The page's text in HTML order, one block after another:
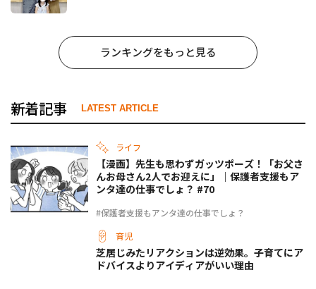
ランキングをもっと見る
新着記事 LATEST ARTICLE
ライフ
#保護者支援もアンタ達の仕事でしょ？
【漫画】先生も思わずガッツポーズ！「お父さ
んお母さん2人でお迎えに」｜保護者支援もア
ンタ達の仕事でしょ？ #70
育児
芝居じみたリアクションは逆効果。子育てにア
ドバイスよりアイディアがいい理由